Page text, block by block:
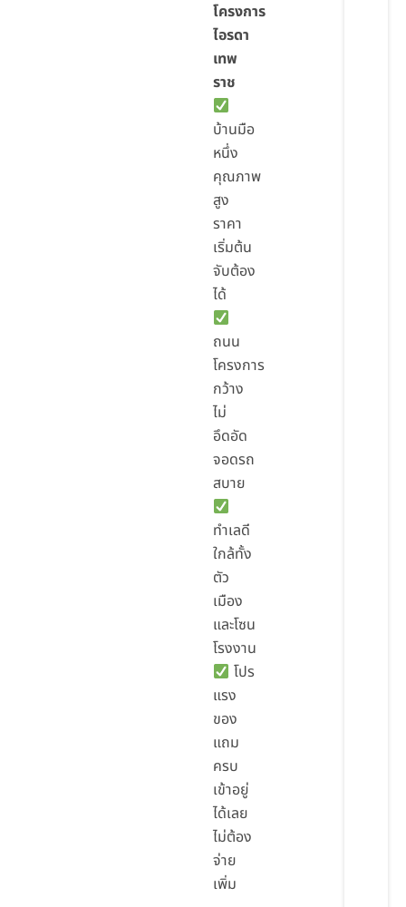
โครงการ
ไอรดา
เทพ
ราช
บ้านมือ
หนึ่ง
คุณภาพ
สูง
ราคา
เริ่มต้น
จับต้อง
ได้
ถนน
โครงการ
กว้าง
ไม่
อึดอัด
จอดรถ
สบาย
ทำเลดี
ใกล้ทั้ง
ตัว
เมือง
และโซน
โรงงาน
โปร
แรง
ของ
แถม
ครบ
เข้าอยู่
ได้เลย
ไม่ต้อง
จ่าย
เพิ่ม